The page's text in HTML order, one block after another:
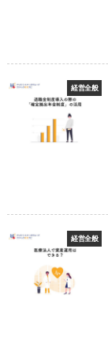
経営全般
経営全般